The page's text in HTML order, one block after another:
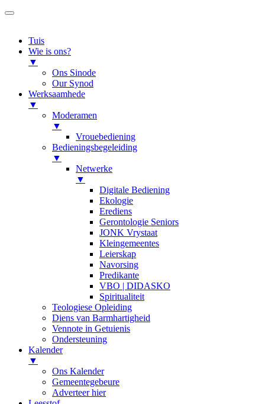
Tuis
Wie is ons?
▼
Ons Sinode
Our Synod
Werksaamhede
▼
Moderamen
▼
Vrouebediening
Bedieningsbegeleiding
▼
Netwerke
▼
Digitale Bediening
Ekologie
Erediens
Gerontologie Seniors
JONK Vrystaat
Kleingemeentes
Leierskap
Navorsing
Predikante
VBO | DIDASKO
Spiritualiteit
Teologiese Opleiding
Diens van Barmhartigheid
Vennote in Getuienis
Ondersteuning
Kalender
▼
Ons Kalender
Gemeentegebeure
Adverteer hier